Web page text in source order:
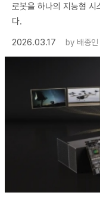
로봇을 하나의 지능형 시
다.
2026.03.17
by 배종